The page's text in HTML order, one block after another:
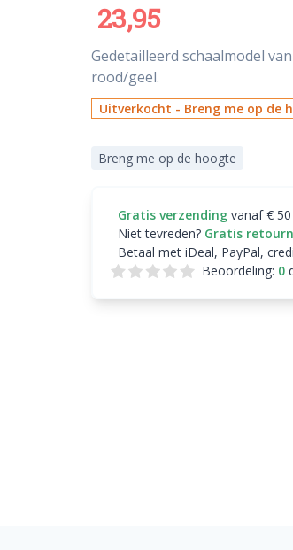
23,95
Gedetailleerd schaalmodel
rood/geel.
Uitverkocht - Breng me op de
Breng me op de hoogte
Gratis verzending vanaf € 50
Niet tevreden? Gratis
Betaal met iDeal, PayPal,
Beoordeling: 0